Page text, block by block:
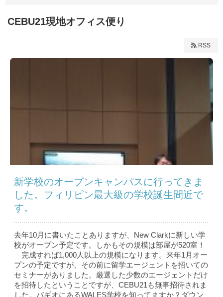
CEBU21現地オフィス便り
RSS
新学校のオープンキャンパスに行ってきま
した。フィリピン最大級の学校誕生間近で
す。
去年10月に書いたことありますが、New Clarkに新しい学
校がオープン予定です。しかもその規模は部屋が520室！
完成すれば1,000人以上の規模になります。来年1月オー
プンの予定ですが、その前に留学エージェントを招いての
セミナーがありました。厳選した少数のエージェントだけ
を招待したということですが、CEBU21も無事招待されま
した。バギオにあるWALES学校を知ってますか？ダウン